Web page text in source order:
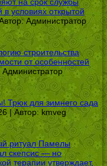
в условиях открытой
Администратор
строительства
от особенностей
Администратор
Трюк для зимнего сада
| Автор: kmveg
ритуал Памелы
скепсис — но
терапии утверждает,